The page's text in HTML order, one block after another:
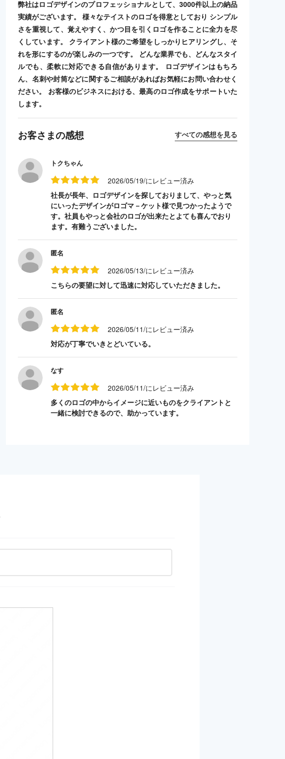
弊社はロゴデザインのプロフェッショナルとして、3000件以上の納品
実績がございます。 様々なテイストのロゴを得意としており シンプル
さを重視して、覚えやすく、かつ目を引くロゴを作ることに全力を尽
くしています。 クライアント様のご希望をしっかりヒアリングし、そ
れを形にするのが楽しみの一つです。 どんな業界でも、どんなスタイ
ルでも、柔軟に対応できる自信があります。 ロゴデザインはもちろ
ん、名刺や封筒などに関するご相談があればお気軽にお問い合わせく
ださい。 お客様のビジネスにおける、最高のロゴ作成をサポートいた
します。
お客さまの感想 すべての感想を見る
トクちゃん
2026/05/19/にレビュー済み
社長が長年、ロゴデザインを探しておりまして、やっと気
にいったデザインがロゴマ－ケット様で見つかったようで
す。社員もやっと会社のロゴが出来たとよても喜んでおり
ます。有難うございました。
匿名
2026/05/13/にレビュー済み
こちらの要望に対して迅速に対応していただきました。
匿名
2026/05/11/にレビュー済み
対応が丁寧でいきとどいている。
なす
2026/05/11/にレビュー済み
多くのロゴの中からイメージに近いものをクライアントと
一緒に検討できるので、助かっています。